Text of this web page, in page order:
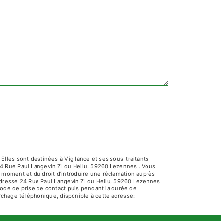
sont destinées à Vigilance et ses sous-traitants
Paul Langevin ZI du Hellu, 59260 Lezennes . Vous
et du droit d’introduire une réclamation auprès
24 Rue Paul Langevin ZI du Hellu, 59260 Lezennes
de prise de contact puis pendant la durée de
téléphonique, disponible à cette adresse: